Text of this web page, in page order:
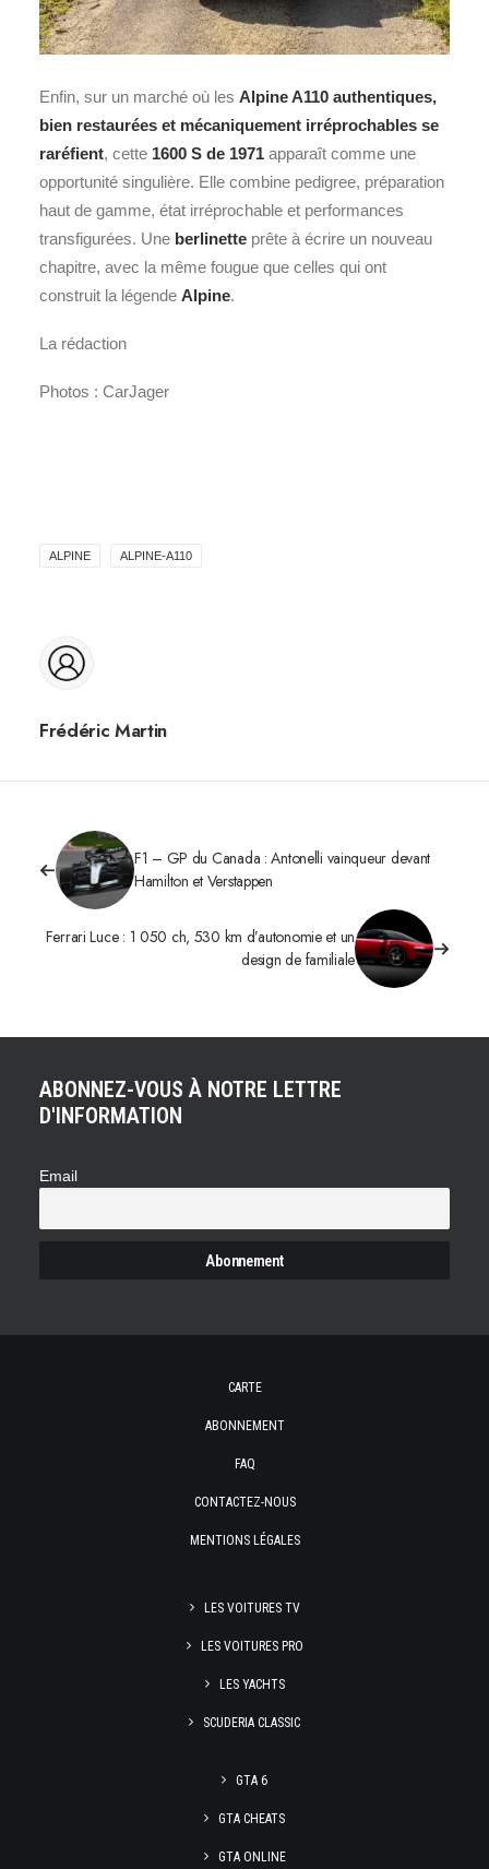
Enfin, sur un marché où les Alpine A110 authentiques,
bien restaurées et mécaniquement irréprochables se
raréfient, cette 1600 S de 1971 apparaît comme une
opportunité singulière. Elle combine pedigree, préparation
haut de gamme, état irréprochable et performances
transfigurées. Une berlinette prête à écrire un nouveau
chapitre, avec la même fougue que celles qui ont
construit la légende Alpine.
La rédaction
Photos : CarJager
ALPINE ALPINE-A110
Frédéric Martin
F1 – GP du Canada : Antonelli vainqueur devant
Hamilton et Verstappen
Ferrari Luce : 1 050 ch, 530 km d’autonomie et un
design de familiale
ABONNEZ-VOUS À NOTRE LETTRE
D'INFORMATION
Email
CARTE
ABONNEMENT
FAQ
CONTACTEZ-NOUS
MENTIONS LÉGALES
LES VOITURES TV
LES VOITURES PRO
LES YACHTS
SCUDERIA CLASSIC
GTA 6
GTA CHEATS
GTA ONLINE